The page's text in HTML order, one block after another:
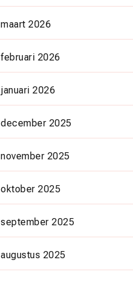
maart 2026
februari 2026
januari 2026
december 2025
november 2025
oktober 2025
september 2025
augustus 2025